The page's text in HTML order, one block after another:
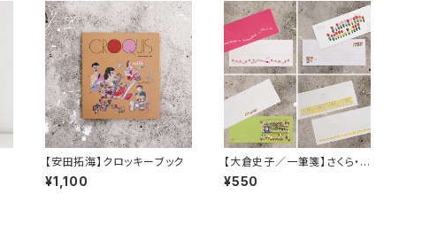
【安田拓海】クロッキーブック
¥1,100
【大倉史子／一筆箋】さくら・ち
ゅーりっぷ・キウイフルーツ・ゆ
ず
¥550